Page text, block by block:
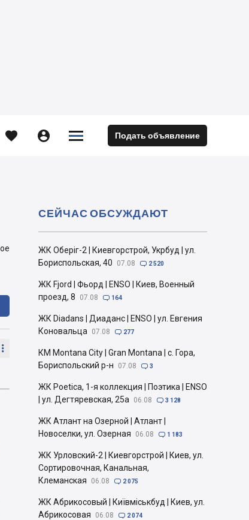
  

 Подать объявление

ЖК Оберіг-2 | Киевгорстрой, Укрбуд | ул.
Бориспольская, 40
07.08  2 520
ЖК Fjord | Фьорд | ENSO | Киев, Военный
проезд, 8
07.08  164
ЖК Diadans | Диаданс | ENSO | ул. Евгения
Коновальца
07.08  277
КМ Montana City | Gran Montana | с. Гора,
Бориспольский р-н
07.08  3
ЖК Poetica, 1-я коллекция | Поэтика | ENSO
| ул. Дегтяревская, 25а
06.08  3 128
ЖК Атлант на Озерной | Атлант |
Новоселки, ул. Озерная
06.08  1 183
ЖК Урловский-2 | Киевгорстрой | Киев, ул.
Сортировочная, Канальная,
Клеманская
06.08  2 075
ЖК Абрикосовый | Київміськбуд | Киев, ул.
Абрикосовая
06.08  2 074
СЕЙЧАС ОБСУЖДАЮТ